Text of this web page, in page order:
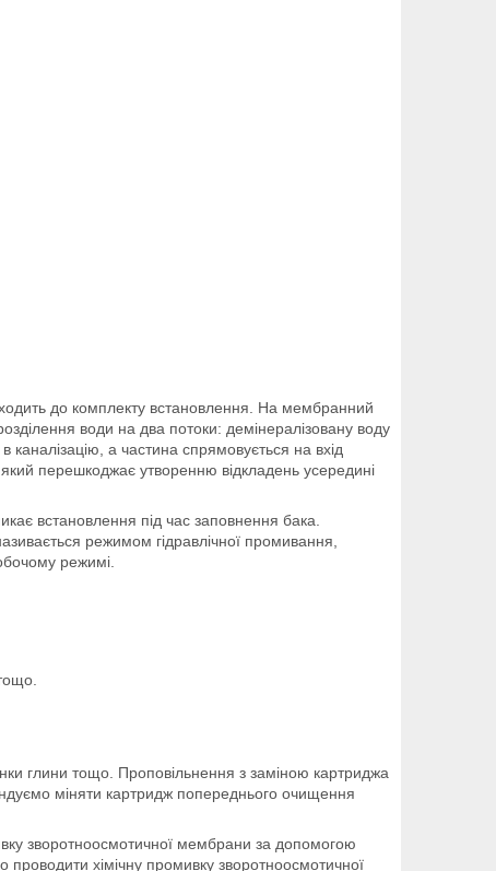
до комплекту встановлення. На мембранний
води на два потоки: демінералізовану воду
а частина спрямовується на вхід
перешкоджає утворенню відкладень усередині
встановлення під час заповнення бака.
режимом гідравлічної промивання,
режимі.
глини тощо. Проповільнення з заміною картриджа
міняти картридж попереднього очищення
зворотноосмотичної мембрани за допомогою
проводити хімічну промивку зворотноосмотичної